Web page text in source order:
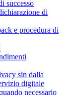
successo
di
e procedura di
sin dalla
digitale
necessario